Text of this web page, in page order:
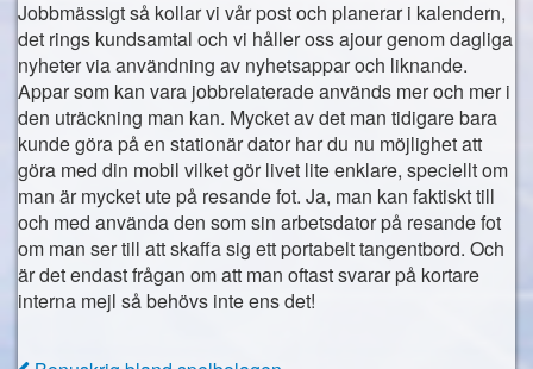
Jobbmässigt så kollar vi vår post och planerar i kalendern,
det rings kundsamtal och vi håller oss ajour genom dagliga
nyheter via användning av nyhetsappar och liknande.
Appar som kan vara jobbrelaterade används mer och mer i
den uträckning man kan. Mycket av det man tidigare bara
kunde göra på en stationär dator har du nu möjlighet att
göra med din mobil vilket gör livet lite enklare, speciellt om
man är mycket ute på resande fot. Ja, man kan faktiskt till
och med använda den som sin arbetsdator på resande fot
om man ser till att skaffa sig ett portabelt tangentbord. Och
är det endast frågan om att man oftast svarar på kortare
interna mejl så behövs inte ens det!